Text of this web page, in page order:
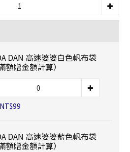
DAN 高速婆婆白色帆布袋
額贈金額計算）
DAN 高速婆婆藍色帆布袋
額贈金額計算）